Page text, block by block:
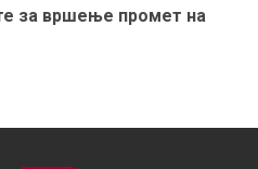
за вршење промет на